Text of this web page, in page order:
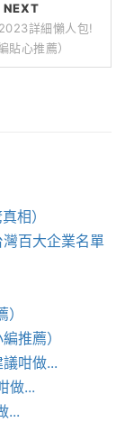
NEXT
詳細懶人包!
貼心推薦）
相）
百大企業名單
推薦）
咁做...
做...
...